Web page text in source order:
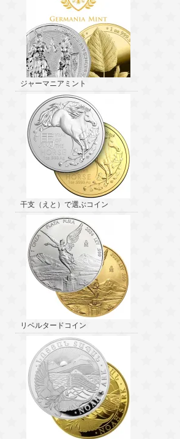
ジャーマニアミント
干支（えと）で選ぶコイン
リベルタードコイン